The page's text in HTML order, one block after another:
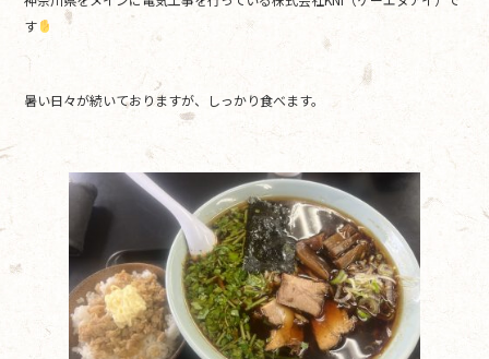
b
o
k
す
暑い日々が続いておりますが、しっかり食べます。